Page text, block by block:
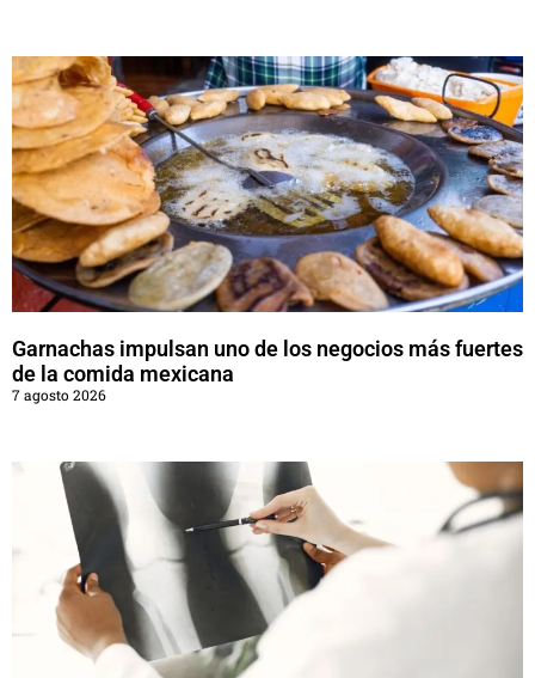
Garnachas impulsan uno de los negocios más fuertes
de la comida mexicana
7 agosto 2026